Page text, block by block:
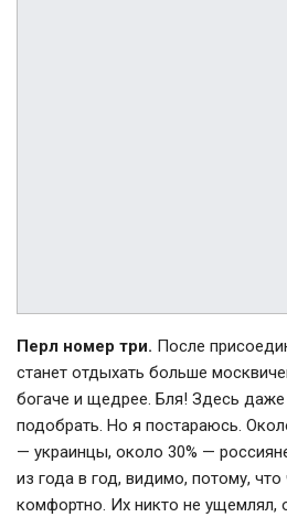
Перл номер три. После
станет отдыхать больше
богаче и щедрее. Бля! Здесь
подобрать. Но я постараюсь.
— украинцы, около 30% —
из года в год, видимо, потому, что
комфортно. Их никто не ущемлял,